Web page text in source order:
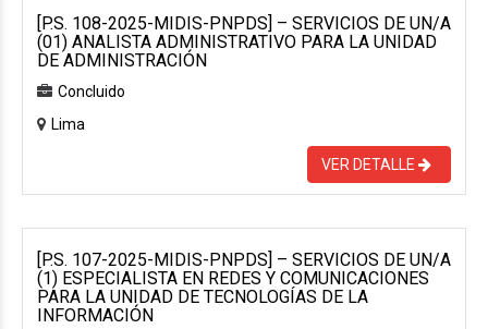
[P.S. 108-2025-MIDIS-PNPDS] – SERVICIOS DE UN/A
(01) ANALISTA ADMINISTRATIVO PARA LA UNIDAD
DE ADMINISTRACIÓN
Concluido
Lima
VER DETALLE
[P.S. 107-2025-MIDIS-PNPDS] – SERVICIOS DE UN/A
(1) ESPECIALISTA EN REDES Y COMUNICACIONES
PARA LA UNIDAD DE TECNOLOGÍAS DE LA
INFORMACIÓN